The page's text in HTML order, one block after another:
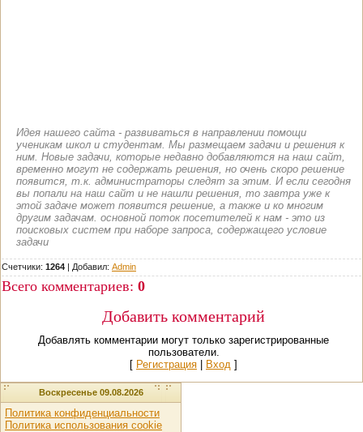
Идея нашего сайта - развиваться в направлении помощи
ученикам школ и студентам. Мы размещаем задачи и решения к
ним. Новые задачи, которые недавно добавляются на наш сайт,
временно могут не содержать решения, но очень скоро решение
появится, т.к. администраторы следят за этим. И если сегодня
вы попали на наш сайт и не нашли решения, то завтра уже к
этой задаче может появится решение, а также и ко многим
другим задачам. основной поток посетителей к нам - это из
поисковых систем при наборе запроса, содержащего условие
задачи
Счетчики: 1264 | Добавил: Admin
Всего комментариев: 0
Добавить комментарий
Добавлять комментарии могут только зарегистрированные
пользователи.
[ Регистрация Вход ]
Воскресенье 09.08.2026
Политика конфиденциальности
Политика использования cookie